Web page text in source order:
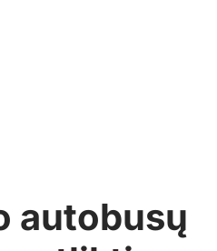
autobusų